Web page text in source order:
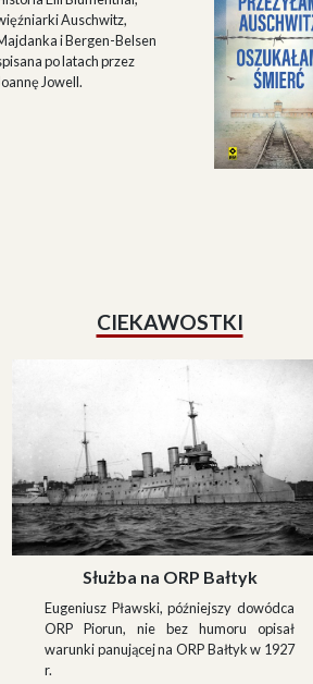
Auschwitz,
i Bergen-Belsen
po latach przez
Jowell.
CIEKAWOSTKI
Służba na ORP Bałtyk
Eugeniusz Pławski, późniejszy dowódca
ORP Piorun, nie bez humoru opisał
warunki panującej na ORP Bałtyk w 1927
r.